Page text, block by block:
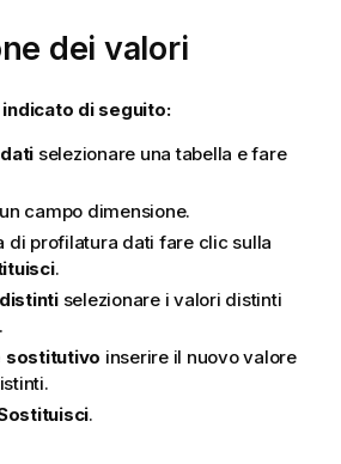
dei valori
di seguito:
selezionare una tabella e fare
campo dimensione.
di profilatura dati fare clic sulla
.
selezionare i valori distinti
sostitutivo inserire il nuovo valore
.